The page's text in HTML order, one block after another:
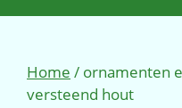
Home / ornamenten
versteend hout